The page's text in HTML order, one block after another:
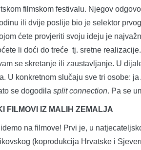
filmskom festivalu. Njegov
ili dvije poslije bio je selektor
ćete provjeriti svoju ideju je
li doći do treće tj. sretne
se skretanje ili zaustavljanje. U
U konkretnom slučaju sve tri osobe:
se dogodila split connection. Pa se
IZ MALIH ZEMALJA
na filmove! Prvi je, u
(koprodukcija Hrvatske i